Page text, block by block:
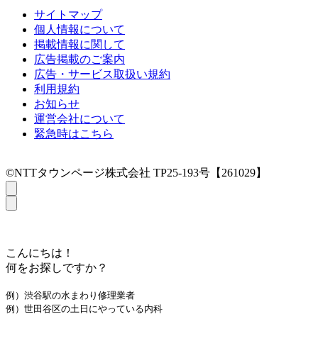
サイトマップ
個人情報について
掲載情報に関して
広告掲載のご案内
広告・サービス取扱い規約
利用規約
お知らせ
運営会社について
緊急時はこちら
©NTTタウンページ株式会社 TP25-193号【261029】
こんにちは！
何をお探しですか？
例）渋谷駅の水まわり修理業者
例）世田谷区の土日にやっている内科